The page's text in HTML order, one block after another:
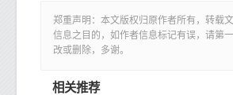
郑重声明：本文版权归原作者所有，转载
信息之目的，如作者信息标记有误，请第
改或删除，多谢。
相关推荐